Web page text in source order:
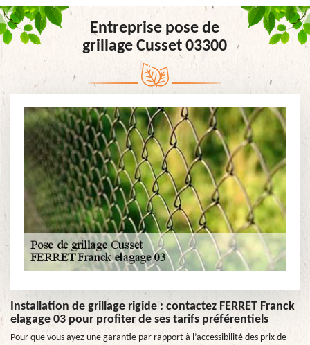
Entreprise pose de
grillage Cusset 03300
Installation de grillage rigide : contactez FERRET Franck
elagage 03 pour profiter de ses tarifs préférentiels
Pour que vous ayez une garantie par rapport à l’accessibilité des prix de